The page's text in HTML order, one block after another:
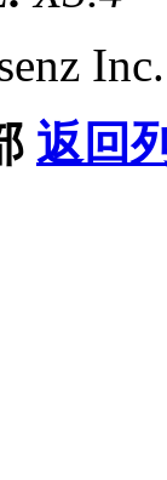
Inc.
返回